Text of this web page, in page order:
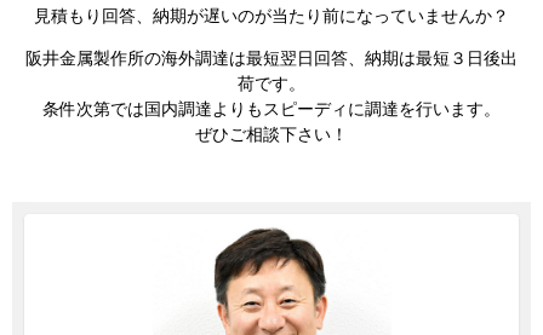
見積もり回答、納期が遅いのが当たり前になっていませんか？
阪井金属製作所の海外調達は最短翌日回答、納期は最短３日後出
荷です。
条件次第では国内調達よりもスピーディに調達を行います。
ぜひご相談下さい！